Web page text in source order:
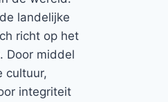
landelijke
richt op het
Door middel
cultuur,
integriteit